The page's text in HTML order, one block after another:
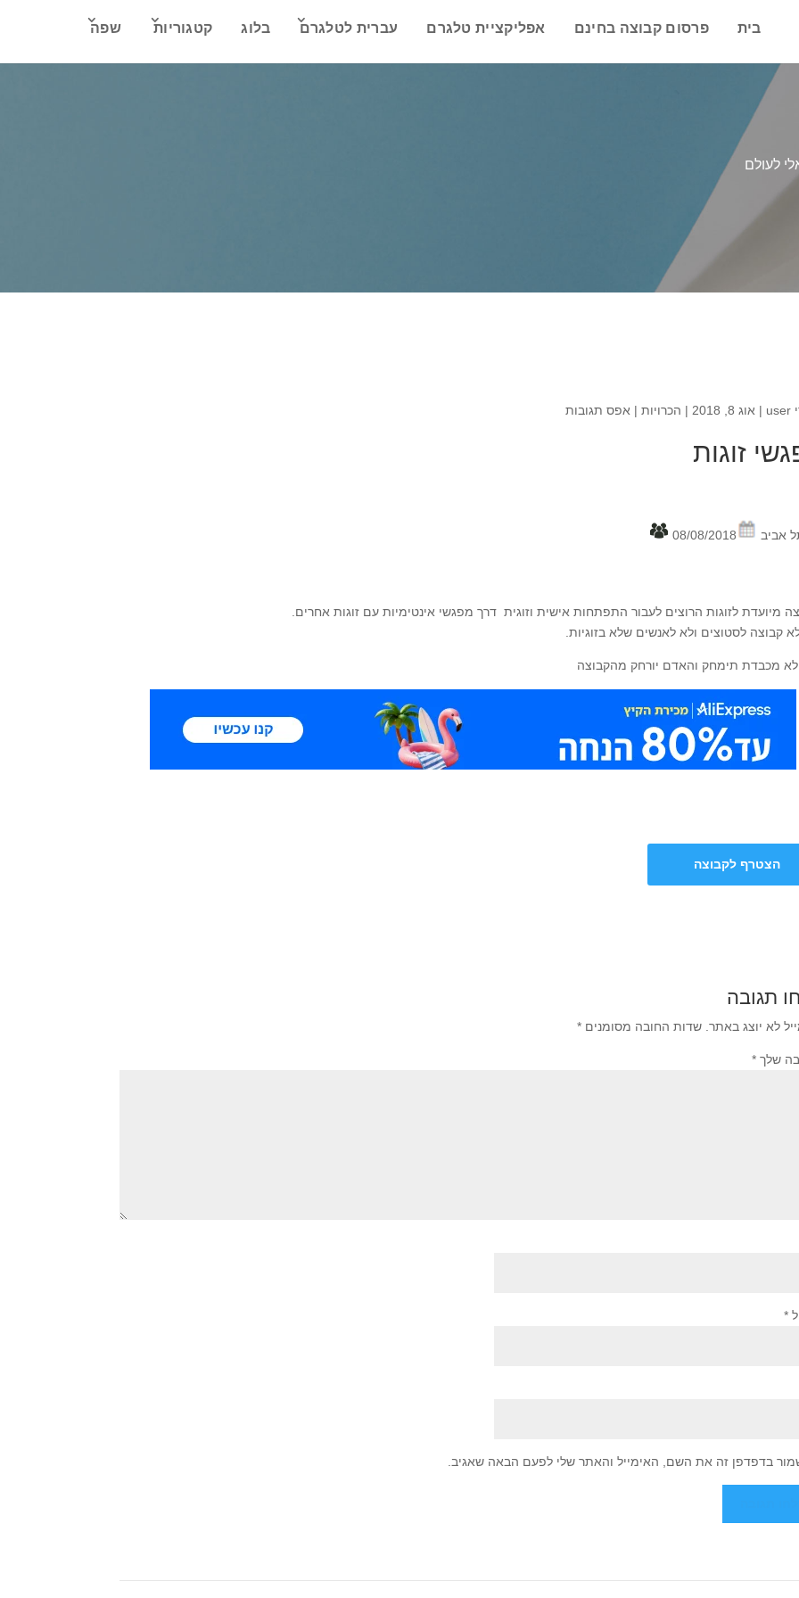
בית פרסום קבוצה בחינם אפליקציית טלגרם עברית לטלגרם בלוג קטגוריות שפה
לעולם
user
| אוג 8, 2018 | הכרויות| אפס תגובות
זוגות
אביב 08/08/2018
מיועדת לזוגות הרוצים לעבור התפתחות אישית וזוגית דרך מפגשי אינטימיות עם זוגות אחרים.
קבוצה לסטוצים ולא לאנשים שלא בזוגיות.
לא מכבדת תימחק והאדם יורחק מהקבוצה
הצטרף לקבוצה
תגובה
לא יוצג באתר. שדות החובה מסומנים *
שלך *
*
בדפדפן זה את השם, האימייל והאתר שלי לפעם הבאה שאגיב.